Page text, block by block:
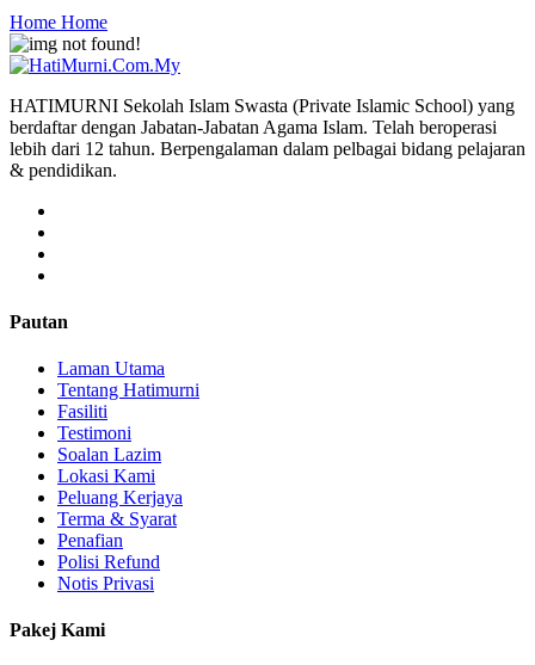
Home Home
HATIMURNI Sekolah Islam Swasta (Private Islamic School) yang
berdaftar dengan Jabatan-Jabatan Agama Islam. Telah beroperasi
lebih dari 12 tahun. Berpengalaman dalam pelbagai bidang pelajaran
& pendidikan.
Pautan
Laman Utama
Tentang Hatimurni
Fasiliti
Testimoni
Soalan Lazim
Lokasi Kami
Peluang Kerjaya
Terma & Syarat
Penafian
Polisi Refund
Notis Privasi
Pakej Kami